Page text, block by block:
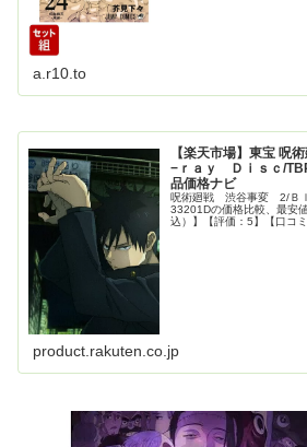
a.r10.to
【楽天市場】東宝
−ｒａｙ Ｄｉｓｃ/
品価格ナビ
呪術廻戦 渋谷事変 2/Ｂ
33201Dの価格比較、最安
込）】【評価：5】【口コ
product.rakuten.co.jp